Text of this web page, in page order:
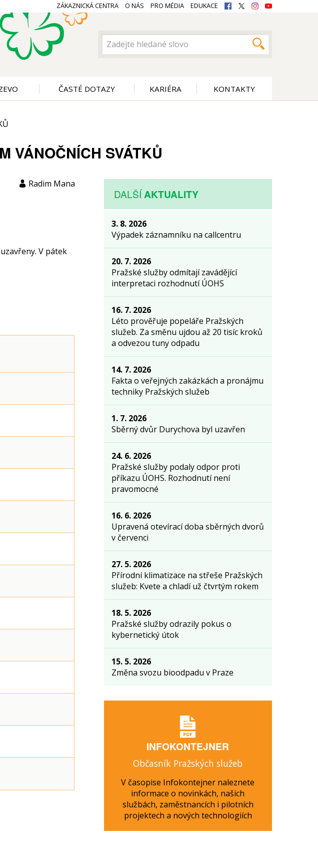
ČASTÉ DOTAZY KARIÉRA KONTAKTY
ZÁKAZNICKÁ CENTRA O NÁS PRO MÉDIA EDUKACE
VÁNOČNÍCH SVÁTKŮ
Radim Mana
V pátek
DALŠÍAKTUALITY
3. 8. 2026
Výpadek záznamníku na callcentru
20. 7. 2026
Pražské služby odmítají zavádějící
interpretaci rozhodnutí ÚOHS
16. 7. 2026
Léto prověřuje popeláře Pražských
služeb. Za směnu ujdou až 20 tisíc kroků
a odvezou tuny odpadu
14. 7. 2026
Fakta o veřejných zakázkách a pronájmu
techniky Pražských služeb
1. 7. 2026
Sběrný dvůr Durychova byl uzavřen
24. 6. 2026
Pražské služby podaly odpor proti
příkazu ÚOHS. Rozhodnutí není
pravomocné
16. 6. 2026
Upravená otevírací doba sběrných dvorů
v červenci
27. 5. 2026
Přírodní klimatizace na střeše Pražských
služeb: Kvete a chladí už čtvrtým rokem
18. 5. 2026
Pražské služby odrazily pokus o
kybernetický útok
15. 5. 2026
Změna svozu bioodpadu v Praze
INFOKONTEJNER
Občasník Pražských služeb
V časopise Infokontejner naleznete
informace o novinkách, našich
službách, zaměstnancích i pilotních
projektech a nových technologiích